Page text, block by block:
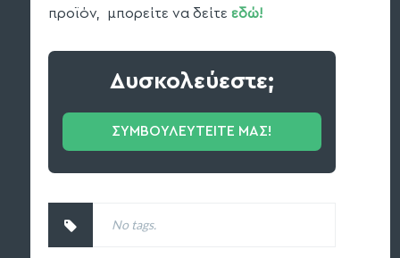
προϊόν, μπορείτε να δείτε εδώ!
Δυσκολεύεστε;
ΣΥΜΒΟΥΛΕΥΤΕΙΤΕ ΜΑΣ!
No tags.